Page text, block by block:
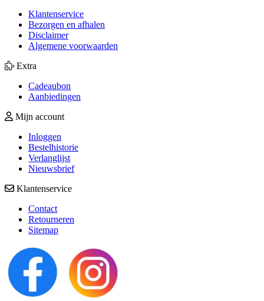
Klantenservice
Bezorgen en afhalen
Disclaimer
Algemene voorwaarden
Extra
Cadeaubon
Aanbiedingen
Mijn account
Inloggen
Bestelhistorie
Verlanglijst
Nieuwsbrief
Klantenservice
Contact
Retourneren
Sitemap